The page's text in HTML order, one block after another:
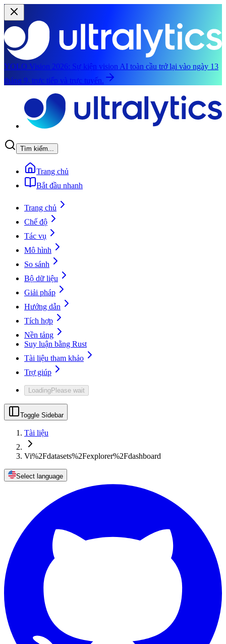
YOLO Vision 2026: Sự kiện vision AI toàn cầu trở lại vào ngày 13
tháng 9, trực tiếp và trực tuyến.
Tìm kiếm...
Trang chủ
Bắt đầu nhanh
Trang chủ
Chế độ
Tác vụ
Mô hình
So sánh
Bộ dữ liệu
Giải pháp
Hướng dẫn
Tích hợp
Nền tảng
Suy luận bằng Rust
Tài liệu tham khảo
Trợ giúp
LoadingPlease wait
Toggle Sidebar
Tài liệu
Vi%2Fdatasets%2Fexplorer%2Fdashboard
Select language